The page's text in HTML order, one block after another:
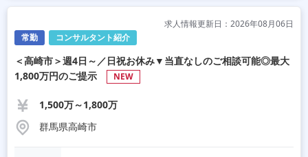
常勤 コンサルタント紹介
求人情報更新日：2026年08月06日
＜高崎市＞週4日～／日祝お休み▼当直なしのご相談可能◎最大
1,800万円のご提示
NEW
1,500万～1,800万
群馬県高崎市